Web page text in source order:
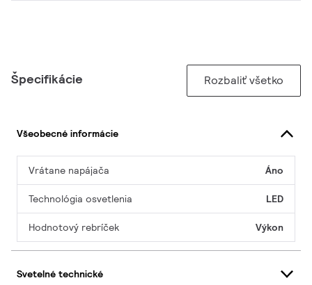
Špecifikácie Rozbaliť všetko
Všeobecné informácie
Vrátane napájača Áno
Technológia osvetlenia LED
Hodnotový rebríček Výkon
Svetelné technické